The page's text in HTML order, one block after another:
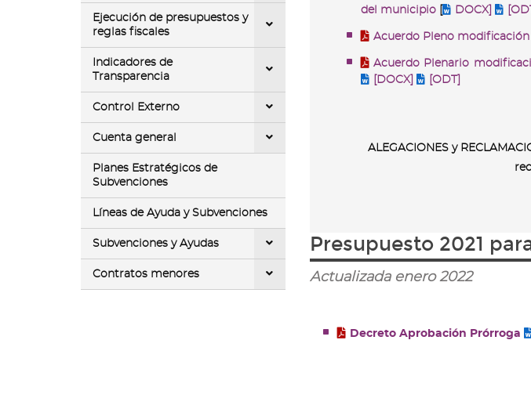
Ejecución de presupuestos y
reglas fiscales
Indicadores de
Transparencia
Control Externo
Cuenta general
Planes Estratégicos de
Subvenciones
Líneas de Ayuda y Subvenciones
Subvenciones y Ayudas
Contratos menores
del municipio[ DOCX]
Acuerdo Pleno modificación
Acuerdo Plenario
[DOCX]
[ODT]
ALEGACIONES y
Presupuesto 2021
Actualizada enero 2022
Decreto Aprobación Prórroga